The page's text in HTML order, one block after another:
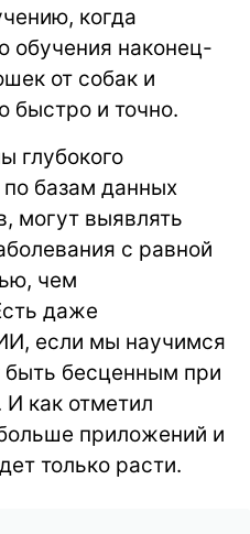
когда
обучения наконец-
от собак и
быстро и точно.
глубокого
базам данных
могут выявлять
с равной
чем
даже
если мы научимся
бесценным при
И как отметил
приложений и
только расти.